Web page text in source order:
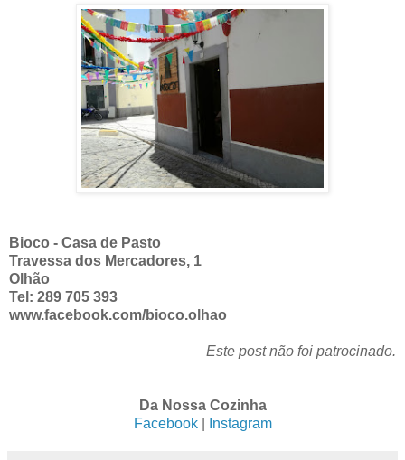
Bioco - Casa de Pasto
Travessa dos Mercadores, 1
Olhão
Tel: 289 705 393
www.facebook.com/bioco.olhao
Este post não foi patrocinado.
Da Nossa Cozinha
Facebook| Instagram